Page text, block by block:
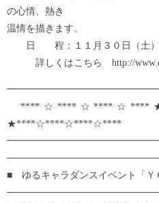
の心情、熱き
温情を描きます。
日 程：１１月３０日（土）
詳しくはこちら http://
★****☆****☆****☆****
■ ゆるキャラダンスイベント「